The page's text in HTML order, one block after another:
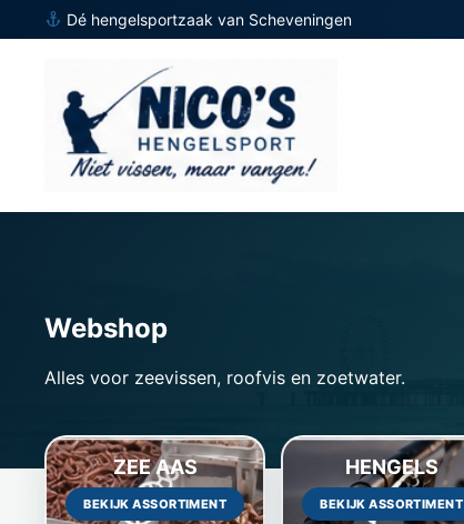
Dé hengelsportzaak van Scheveningen
Webshop
Alles voor zeevissen, roofvis en zoetwater.
ZEE AAS
BEKIJK ASSORTIMENT
HENGELS
BEKIJK ASSORTIMENT